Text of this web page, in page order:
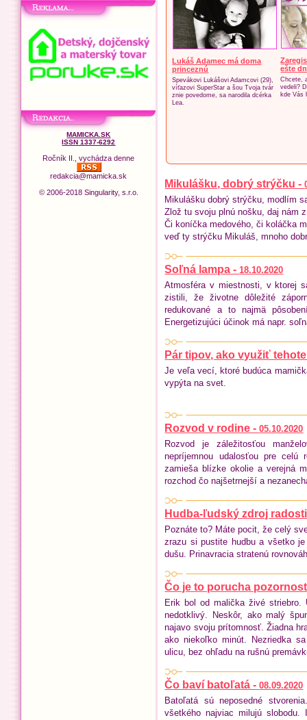
MAMICKA.SK
ISSN 1337-6292
Ročník II., vychádza denne
redakcia@mamicka.sk
© 2006-2018 Singularity, s.r.o.
Lukáš Adamec má doma
princeznú
Spevákovi Lukášovi Adamcovi (29),
víťazovi SuperStar a šou Tvoja tvár
znie povedome, sa narodila dcérka
Lea.
ešte
Chcete,
vedeli?
kde Vás
Mikulášku, dobrý strýčku -
Mikulášku dobrý strýčku, modlím
Zlož tu svoju plnú nošku, daj nám
Či koníčka medového, či koláčka
veď ty strýčku Mikuláš, mnoho
Soľná lampa - 18.10.2020
Atmosféra v miestnosti, v ktorej
zistili, že životne dôležité
redukované a to najmä
Energetizujúci účinok má napr.
Pár tipov, ako využiť
Je veľa vecí, ktoré budúca
vypýta na svet.
Rozvod v rodine -05.10.2020
Rozvod je záležitosťou
nepríjemnou udalosťou pre
zamieša blízke okolie a verejná
rozchod čo najšetrnejší a
Hudba-ľudský zdroj
Poznáte to? Máte pocit, že celý
zrazu si pustite hudbu a všetko
dušu. Prinavracia stratenú
Čo je to porucha
Erik bol od malička živé
nedotklivý. Neskôr, ako malý
najavo svoju prítomnosť. Žiadna
ako niekoľko minút. Nezriedka
ulicu, bez ohľadu na rušnú
Čo baví batoľatá -08.09.2020
Batoľatá sú neposedné
všetkého najviac milujú slobodu.